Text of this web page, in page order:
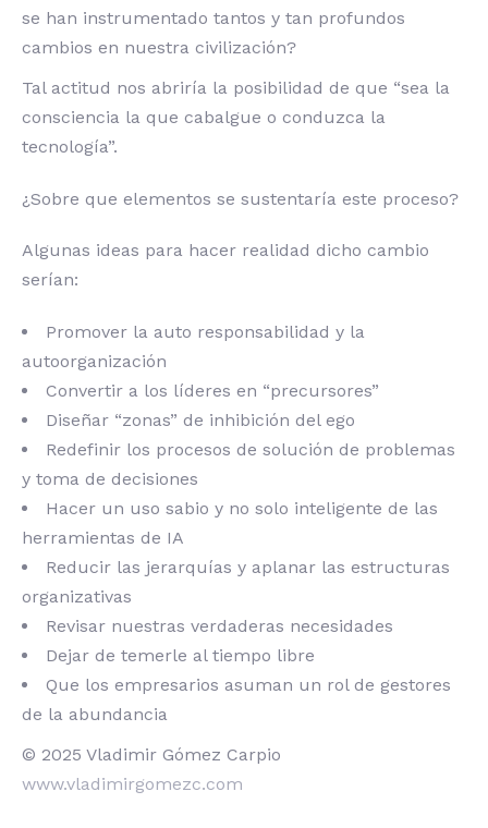
se han instrumentado tantos y tan profundos
cambios en nuestra civilización?
Tal actitud nos abriría la posibilidad de que “sea la
consciencia la que cabalgue o conduzca la
tecnología”.
¿Sobre que elementos se sustentaría este proceso?
Algunas ideas para hacer realidad dicho cambio
serían:
Promover la auto responsabilidad y la
autoorganización
Convertir a los líderes en “precursores”
Diseñar “zonas” de inhibición del ego
Redefinir los procesos de solución de problemas
y toma de decisiones
Hacer un uso sabio y no solo inteligente de las
herramientas de IA
Reducir las jerarquías y aplanar las estructuras
organizativas
Revisar nuestras verdaderas necesidades
Dejar de temerle al tiempo libre
Que los empresarios asuman un rol de gestores
de la abundancia
© 2025 Vladimir Gómez Carpio
www.vladimirgomezc.com